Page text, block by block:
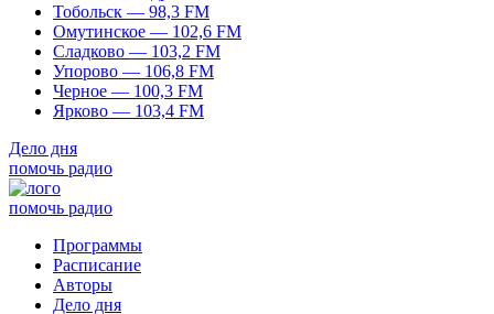
Тобольск — 98,3 FM
Омутинское — 102,6 FM
Сладково — 103,2 FM
Упорово — 106,8 FM
Черное — 100,3 FM
Ярково — 103,4 FM
Дело дня
помочь радио
помочь радио
Программы
Расписание
Авторы
Дело дня